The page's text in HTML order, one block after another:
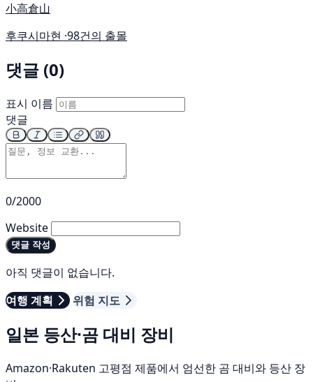
小高倉山
후쿠시마현 ·98건의 출몰
댓글 (0)
표시 이름
댓글
0/2000
Website
댓글 작성
아직 댓글이 없습니다.
여행 계획
위험 지도
일본 등산·곰 대비 장비
Amazon·Rakuten 고평점 제품에서 엄선한 곰 대비와 등산 장